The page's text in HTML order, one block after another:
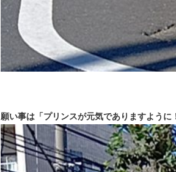
願い事は「プリンスが元気でありますように